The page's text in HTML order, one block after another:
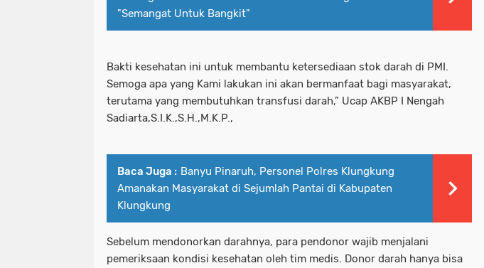
"Semangat Untuk Bangkit"
Bakti kesehatan ini untuk membantu ketersediaan stok darah di PMI.
Semoga apa yang Kami lakukan ini akan bermanfaat bagi masyarakat,
terutama yang membutuhkan transfusi darah,” Ucap AKBP I Nengah
Sadiarta,S.I.K.,S.H.,M.K.P.,
Baca Juga : Banyu Pinaruh, Personel Polres Klungkung
Amanakan Masyarakat di Sejumlah Pantai di Kabupaten
Klungkung
Sebelum mendonorkan darahnya, para pendonor wajib menjalani
pemeriksaan kondisi kesehatan oleh tim medis. Donor darah hanya bisa